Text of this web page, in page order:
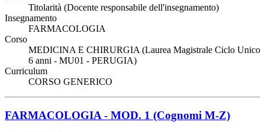
Titolarità (Docente responsabile dell'insegnamento)
Insegnamento
FARMACOLOGIA
Corso
MEDICINA E CHIRURGIA (Laurea Magistrale Ciclo Unico
6 anni - MU01 - PERUGIA)
Curriculum
CORSO GENERICO
FARMACOLOGIA - MOD. 1 (Cognomi M-Z)